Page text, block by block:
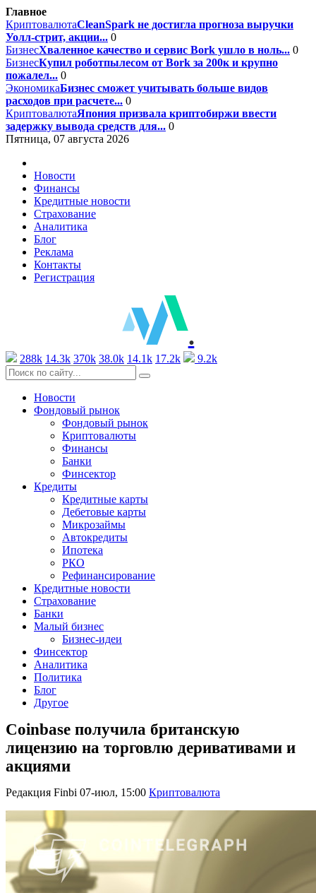
Главное
КриптовалютаCleanSpark не достигла прогноза выручки
Уолл-стрит, акции... 0
БизнесХваленное качество и сервис Bork ушло в ноль... 0
БизнесКупил роботпылесом от Bork за 200к и крупно
пожалел... 0
ЭкономикаБизнес сможет учитывать больше видов
расходов при расчете... 0
КриптовалютаЯпония призвала криптобиржи ввести
задержку вывода средств для... 0
Пятница, 07 августа 2026
Новости
Финансы
Кредитные новости
Страхование
Аналитика
Блог
Реклама
Контакты
Регистрация
.
288k 14.3k 370k 38.0k 14.1k 17.2k 9.2k
Новости
Фондовый рынок
Фондовый рынок
Криптовалюты
Финансы
Банки
Финсектор
Кредиты
Кредитные карты
Дебетовые карты
Микрозаймы
Автокредиты
Ипотека
РКО
Рефинансирование
Кредитные новости
Страхование
Банки
Малый бизнес
Бизнес-идеи
Финсектор
Аналитика
Политика
Блог
Другое
Coinbase получила британскую
лицензию на торговлю деривативами и
акциями
Редакция Finbi 07-июл, 15:00 Криптовалюта